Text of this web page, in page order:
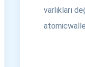
varlıkları